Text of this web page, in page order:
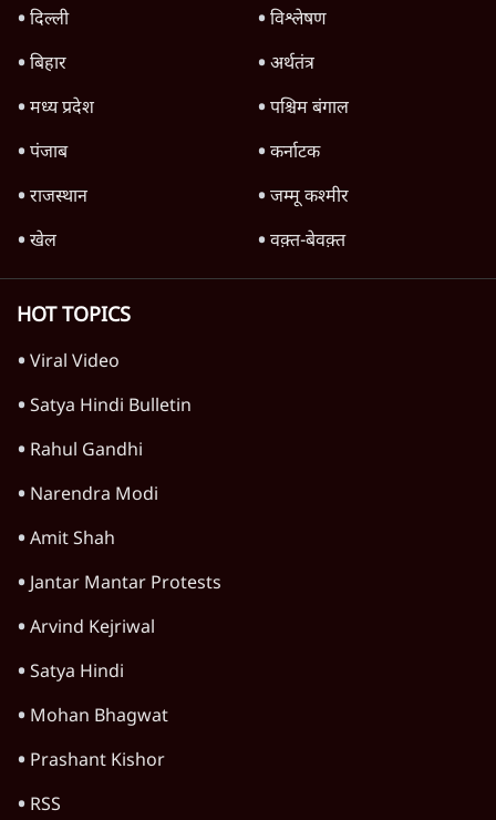
दिल्ली
विश्लेषण
बिहार
अर्थतंत्र
मध्य प्रदेश
पश्चिम बंगाल
पंजाब
कर्नाटक
राजस्थान
जम्मू कश्मीर
खेल
वक़्त-बेवक़्त
HOT TOPICS
Viral Video
Satya Hindi Bulletin
Rahul Gandhi
Narendra Modi
Amit Shah
Jantar Mantar Protests
Arvind Kejriwal
Satya Hindi
Mohan Bhagwat
Prashant Kishor
RSS